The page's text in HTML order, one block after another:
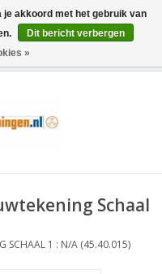
Schaal
SCHAAL 1 : N/A (45.40.015)
je akkoord met het gebruik van
Dit bericht verbergen
»